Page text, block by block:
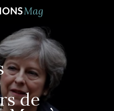
de